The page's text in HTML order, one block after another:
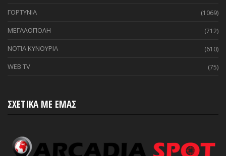
ΓΟΡΤΥΝΙΑ (1069)
ΜΕΓΑΛΟΠΟΛΗ (712)
ΝΟΤΙΑ ΚΥΝΟΥΡΙΑ (610)
WEB TV (75)
ΣΧΕΤΙΚΑ ΜΕ ΕΜΑΣ